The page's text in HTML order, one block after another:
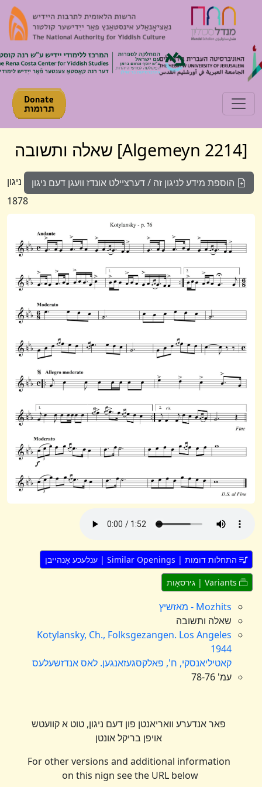
Toggle navigation
הוספת מידע לניגון זה / דערציילט אונדז וועגן דעם ניגון ניגון
1878
התחלות דומות | Similar Openings | ענלעכע אָנהייבן
Mozhits - מאזשיץ
שאלה ותשובה
Kotylansky, Ch., Folksgezangen. Los Angeles
1944
קאטיליאנסקי, ח', פאלקסגעזאנגען. לאס אנדזשעלעס
עמ' 78-76
פאר אנדערע וואריאנטן פון דעם ניגון, טוט א קוועטש
אויפן בריקל אונטן
For other versions and additional information
on this nign see the URL below